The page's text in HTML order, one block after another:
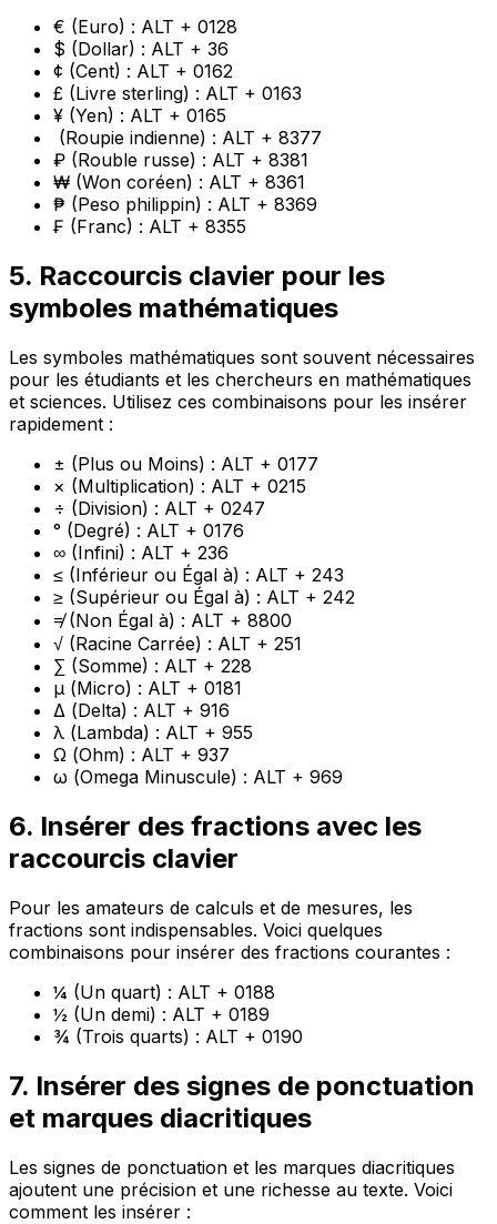
€ (Euro) : ALT + 0128
$ (Dollar) : ALT + 36
¢ (Cent) : ALT + 0162
£ (Livre sterling) : ALT + 0163
¥ (Yen) : ALT + 0165
₹ (Roupie indienne) : ALT + 8377
₽ (Rouble russe) : ALT + 8381
₩ (Won coréen) : ALT + 8361
₱ (Peso philippin) : ALT + 8369
₣ (Franc) : ALT + 8355
5. Raccourcis clavier pour les
symboles mathématiques
Les symboles mathématiques sont souvent nécessaires
pour les étudiants et les chercheurs en mathématiques
et sciences. Utilisez ces combinaisons pour les insérer
rapidement :
± (Plus ou Moins) : ALT + 0177
× (Multiplication) : ALT + 0215
÷ (Division) : ALT + 0247
° (Degré) : ALT + 0176
∞ (Infini) : ALT + 236
≤ (Inférieur ou Égal à) : ALT + 243
≥ (Supérieur ou Égal à) : ALT + 242
≠ (Non Égal à) : ALT + 8800
√ (Racine Carrée) : ALT + 251
∑ (Somme) : ALT + 228
μ (Micro) : ALT + 0181
Δ (Delta) : ALT + 916
λ (Lambda) : ALT + 955
Ω (Ohm) : ALT + 937
ω (Omega Minuscule) : ALT + 969
6. Insérer des fractions avec les
raccourcis clavier
Pour les amateurs de calculs et de mesures, les
fractions sont indispensables. Voici quelques
combinaisons pour insérer des fractions courantes :
¼ (Un quart) : ALT + 0188
½ (Un demi) : ALT + 0189
¾ (Trois quarts) : ALT + 0190
7. Insérer des signes de ponctuation
et marques diacritiques
Les signes de ponctuation et les marques diacritiques
ajoutent une précision et une richesse au texte. Voici
comment les insérer :